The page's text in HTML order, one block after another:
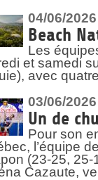
04/06/2026
Beach
Les
et samedi
avec
03/06/2026
Un de
Pour son
l’équipe
(23-25,
Cazaute,